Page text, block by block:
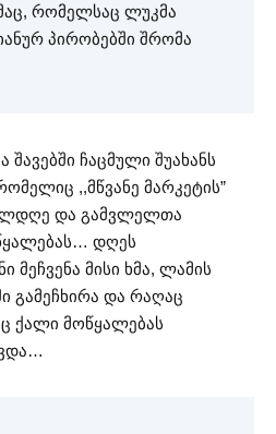
რომელსაც ლუკმა
პირობებში შრომა
ჩაცმული შუახანს
,,მწვანე მარკეტის”
და გამვლელთა
დღეს
მეჩვენა მისი ხმა, ლამის
გამეჩხირა და რაღაც
ქალი მოწყალებას